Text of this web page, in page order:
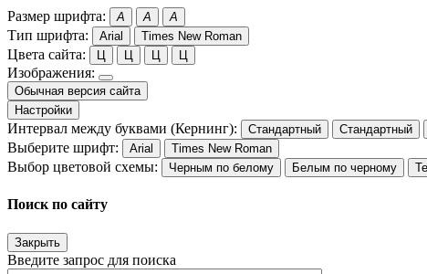
Размер шрифта: A A A
Тип шрифта: Arial Times New Roman
Цвета сайта: Ц Ц Ц Ц
Изображения:
Обычная версия сайта
Настройки
Интервал между буквами (Кернинг): Стандартный Стандартный
Выберите шрифт: Arial Times New Roman
Выбор цветовой схемы: Черным по белому Белым по черному
Поиск по сайту
Закрыть
Введите запрос для поиска